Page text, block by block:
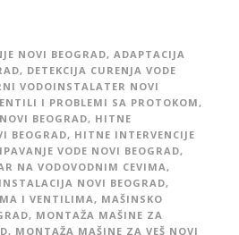
NOVI BEOGRAD, ADAPTACIJA
, DETEKCIJA CURENJA VODE
VODOINSTALATER NOVI
I PROBLEMI SA PROTOKOM ,
BEOGRAD, HITNE
BEOGRAD, HITNE INTERVENCIJE
VODE NOVI BEOGRAD,
NA VODOVODNIM CEVIMA ,
NOVI BEOGRAD,
I VENTILIMA , MAŠINSKO
, MONTAŽA MAŠINE ZA
, MONTAŽA MAŠINE ZA VEŠ NOVI